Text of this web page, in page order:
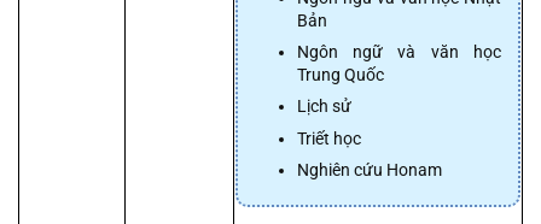
Bản
Ngôn ngữ và văn học
Trung Quốc
Lịch sử
Triết học
Nghiên cứu Honam